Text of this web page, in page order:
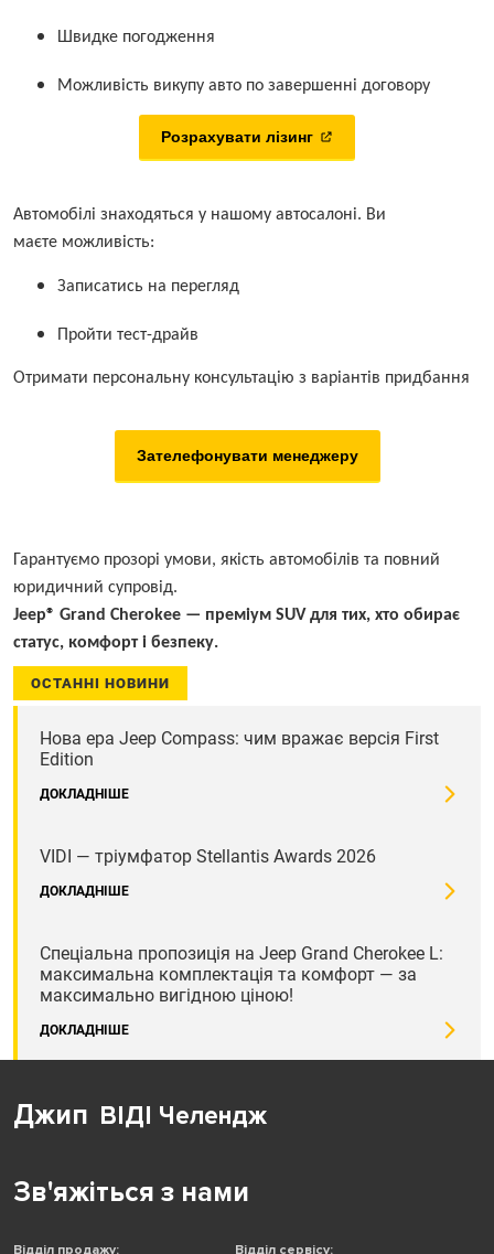
Швидке погодження
Можливість викупу авто по завершенні договору
Розрахувати лізинг
Автомобілі знаходяться у нашому автосалоні. Ви
маєте можливість:
Записатись на перегляд
Пройти тест-драйв
Отримати персональну консультацію з варіантів придбання
Зателефонувати менеджеру
Гарантуємо прозорі умови, якість автомобілів та повний
юридичний супровід.
Jeep® Grand Cherokee — преміум SUV для тих, хто обирає
статус, комфорт і безпеку.
ОСТАННІ НОВИНИ
Нова ера Jeep Compass: чим вражає версія First
Edition
ДОКЛАДНІШЕ
VIDI — тріумфатор Stellantis Awards 2026
ДОКЛАДНІШЕ
Спеціальна пропозиція на Jeep Grand Cherokee L:
максимальна комплектація та комфорт — за
максимально вигідною ціною!
ДОКЛАДНІШЕ
Джип ВІДІ Челендж
Зв'яжіться з нами
Відділ продажу: Відділ сервісу: